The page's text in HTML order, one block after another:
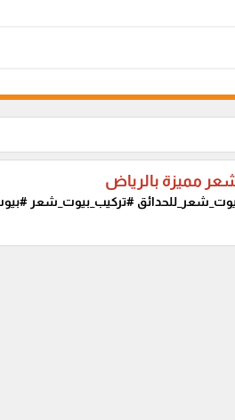
مميزة بالرياض
#تركيب_بيوت_شعر